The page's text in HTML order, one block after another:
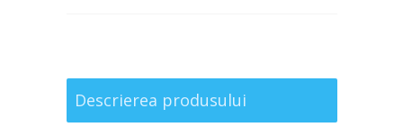
Descrierea produsului